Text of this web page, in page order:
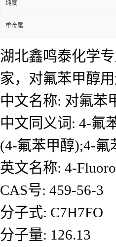
纯度
重金属
湖北鑫鸣泰化学
家，对氟苯甲醇
中文名称: 对氟苯
中文同义词: 4-氟
(4-氟苯甲醇);4-氟
英文名称: 4-
CAS号: 459-56-3
分子式: C7H7FO
分子量: 126.13